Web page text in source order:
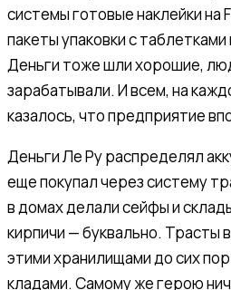
системы готовые наклейки на
пакеты упаковки с
Деньги тоже шли хорошие,
зарабатывали. И всем, на
казалось, что предприятие
Деньги Ле Ру распределял
еще покупал через систему
в домах делали сейфы и
кирпичи — буквально. Трасты
этими хранилищами до сих пор
кладами. Самому же герою